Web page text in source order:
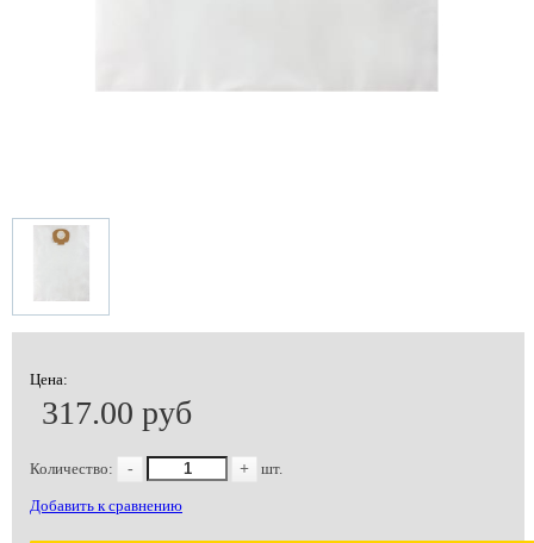
Цена:
317.00 руб
Количество: - + шт.
Добавить к сравнению